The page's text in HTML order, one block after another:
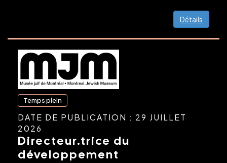
Détails
Temps plein
DATE DE PUBLICATION : 29 JUILLET
2026
Directeur.trice du
développement